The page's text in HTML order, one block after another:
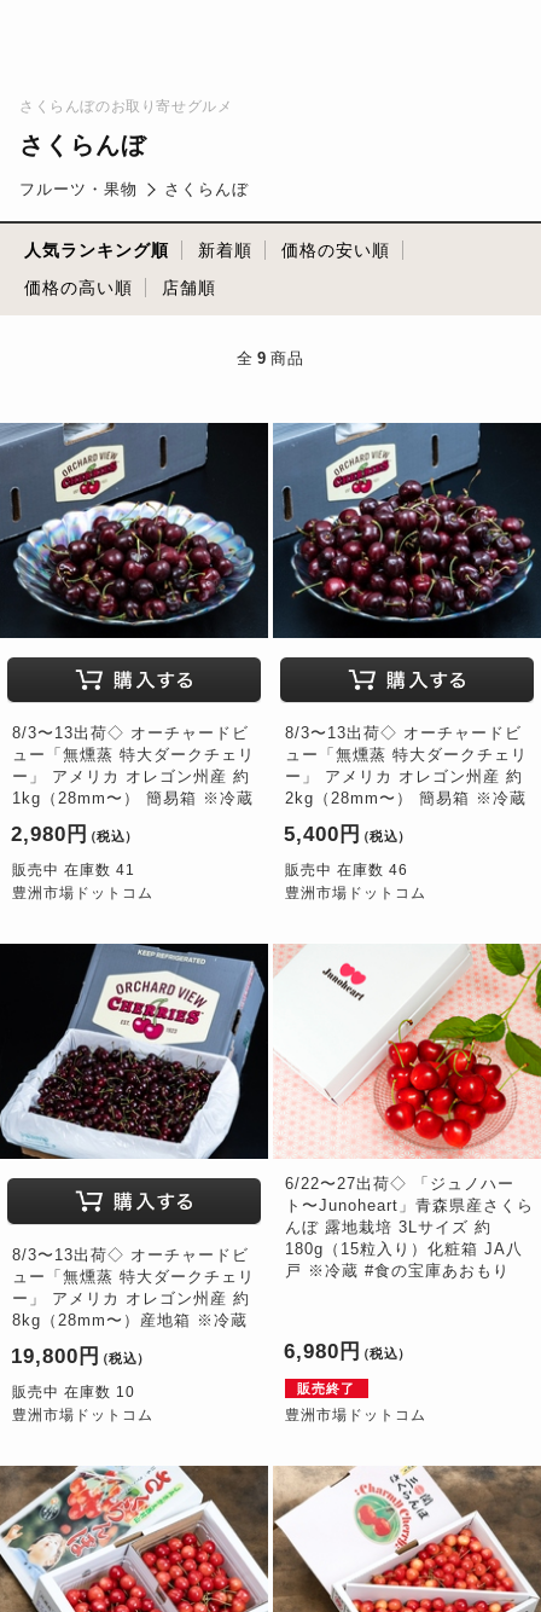
さくらんぼのお取り寄せグルメ
さくらんぼ
フルーツ・果物 さくらんぼ
人気ランキング順 新着順
価格の安い順
価格の高い順
店舗順
全 9 商品
8/3〜13出荷◇ オーチャードビ
ュー「無燻蒸 特大ダークチェリ
ー」 アメリカ オレゴン州産 約
1kg（28mm〜） 簡易箱 ※冷蔵
2,980円 （税込）
販売中 在庫数 41
豊洲市場ドットコム
8/3〜13出荷◇ オーチャードビ
ュー「無燻蒸 特大ダークチェリ
ー」 アメリカ オレゴン州産 約
2kg（28mm〜） 簡易箱 ※冷蔵
5,400円 （税込）
販売中 在庫数 46
豊洲市場ドットコム
8/3〜13出荷◇ オーチャードビ
ュー「無燻蒸 特大ダークチェリ
ー」 アメリカ オレゴン州産 約
8kg（28mm〜）産地箱 ※冷蔵
19,800円 （税込）
販売中 在庫数 10
豊洲市場ドットコム
6/22〜27出荷◇ 「ジュノハー
ト〜Junoheart」青森県産さくら
んぼ 露地栽培 3Lサイズ 約
180g（15粒入り）化粧箱 JA八
戸 ※冷蔵 #食の宝庫あおもり
6,980円 （税込）
販売終了
豊洲市場ドットコム